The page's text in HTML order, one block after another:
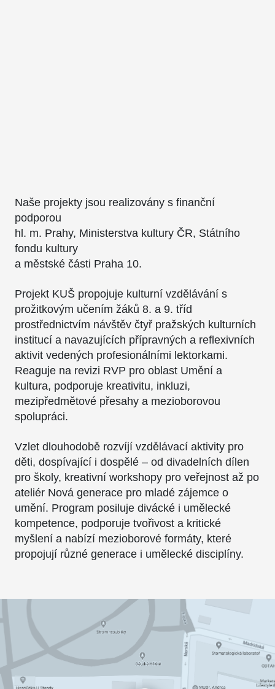
Naše projekty jsou realizovány s finanční
podporou
hl. m. Prahy, Ministerstva kultury ČR, Státního
fondu kultury
a městské části Praha 10.
Projekt KUŠ propojuje kulturní vzdělávání s
prožitkovým učením žáků 8. a 9. tříd
prostřednictvím návštěv čtyř pražských kulturních
institucí a navazujících přípravných a reflexivních
aktivit vedených profesionálními lektorkami.
Reaguje na revizi RVP pro oblast Umění a
kultura, podporuje kreativitu, inkluzi,
mezipředmětové přesahy a mezioborovou
spolupráci.
Vzlet dlouhodobě rozvíjí vzdělávací aktivity pro
děti, dospívající i dospělé – od divadelních dílen
pro školy, kreativní workshopy pro veřejnost až po
ateliér Nová generace pro mladé zájemce o
umění. Program posiluje divácké i umělecké
kompetence, podporuje tvořivost a kritické
myšlení a nabízí mezioborové formáty, které
propojují různé generace i umělecké disciplíny.